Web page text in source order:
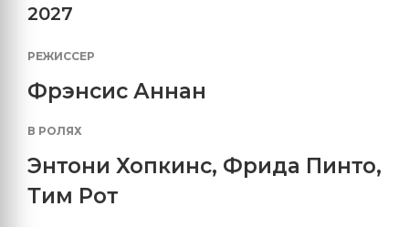
2027
РЕЖИССЕР
Фрэнсис Аннан
В РОЛЯХ
Энтони Хопкинс, Фрида Пинто,
Тим Рот